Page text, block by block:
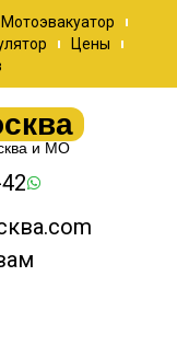
Мотоэвакуатор
Цены
и МО